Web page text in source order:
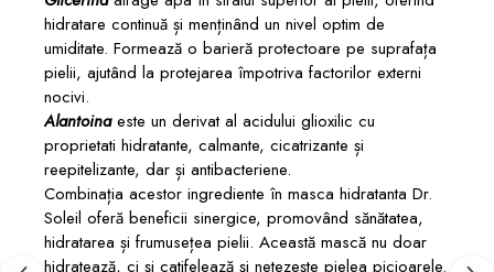
hidratare continuă și menținând un nivel optim de
umiditate. Formează o barieră protectoare pe suprafața
pielii, ajutând la protejarea împotriva factorilor externi
nocivi.
Alantoinaeste un derivat al acidului glioxilic cu
proprietati hidratante, calmante, cicatrizante și
reepitelizante, dar și antibacteriene.
Combinația acestor ingrediente în masca hidratanta Dr.
Soleil oferă beneficii sinergice, promovând sănătatea,
hidratarea și frumusețea pielii. Această mască nu doar
hidratează, ci și catifelează și netezește pielea picioarele.